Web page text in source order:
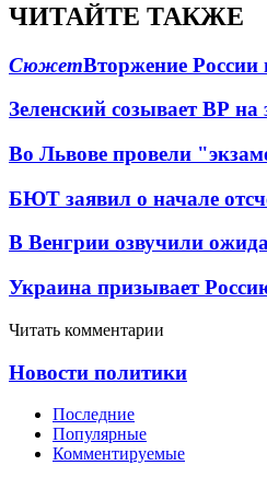
ЧИТАЙТЕ ТАКЖЕ
СюжетВторжение
Зеленский созывает ВР
Во Львове провели
БЮТ заявил о начале
В Венгрии озвучили
Украина призывает
Читать комментарии
Новости политики
Последние
Популярные
Комментируемые